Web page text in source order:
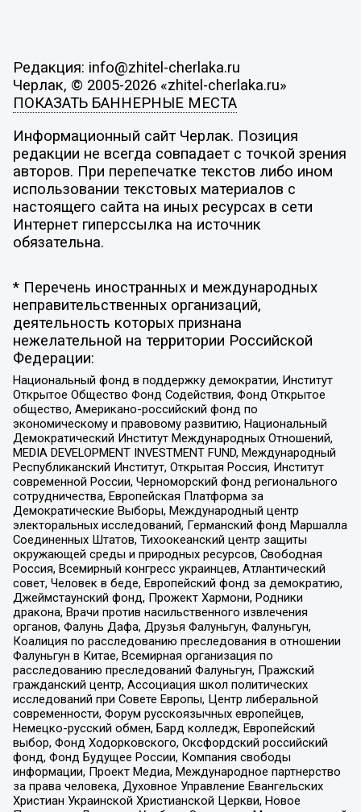
Редакция: info@zhitel-cherlaka.ru
Черлак, © 2005-2026 «zhitel-cherlaka.ru»
ПОКАЗАТЬ БАННЕРНЫЕ МЕСТА
Информационный сайт Черлак. Позиция
редакции не всегда совпадает с точкой зрения
авторов. При перепечатке текстов либо ином
использовании текстовых материалов с
настоящего сайта на иных ресурсах в сети
Интернет гиперссылка на источник
обязательна.
* Перечень иностранных и международных
неправительственных организаций,
деятельность которых признана
нежелательной на территории Российской
Федерации:
Национальный фонд в поддержку демократии, Институт
Открытое Общество Фонд Содействия, Фонд Открытое
общество, Американо-российский фонд по
экономическому и правовому развитию, Национальный
Демократический Институт Международных Отношений,
MEDIA DEVELOPMENT INVESTMENT FUND, Международный
Республиканский Институт, Открытая Россия, Институт
современной России, Черноморский фонд регионального
сотрудничества, Европейская Платформа за
Демократические Выборы, Международный центр
электоральных исследований, Германский фонд Маршалла
Соединенных Штатов, Тихоокеанский центр защиты
окружающей среды и природных ресурсов, Свободная
Россия, Всемирный конгресс украинцев, Атлантический
совет, Человек в беде, Европейский фонд за демократию,
Джеймстаунский фонд, Прожект Хармони, Родники
дракона, Врачи против насильственного извлечения
органов, Фалунь Дафа, Друзья Фалуньгун, Фалуньгун,
Коалиция по расследованию преследования в отношении
Фалуньгун в Китае, Всемирная организация по
расследованию преследований Фалуньгун, Пражский
гражданский центр, Ассоциация школ политических
исследований при Совете Европы, Центр либеральной
современности, Форум русскоязычных европейцев,
Немецко-русский обмен, Бард колледж, Европейский
выбор, Фонд Ходорковского, Оксфордский российский
фонд, Фонд Будущее России, Компания свободы
информации, Проект Медиа, Международное партнерство
за права человека, Духовное Управление Евангельских
Христиан Украинской Христианской Церкви, Новое